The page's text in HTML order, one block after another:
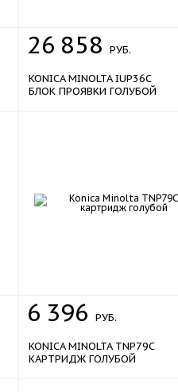
26 858 РУБ.
KONICA MINOLTA IUP36C
БЛОК ПРОЯВКИ ГОЛУБОЙ
6 396 РУБ.
KONICA MINOLTA TNP79C
КАРТРИДЖ ГОЛУБОЙ